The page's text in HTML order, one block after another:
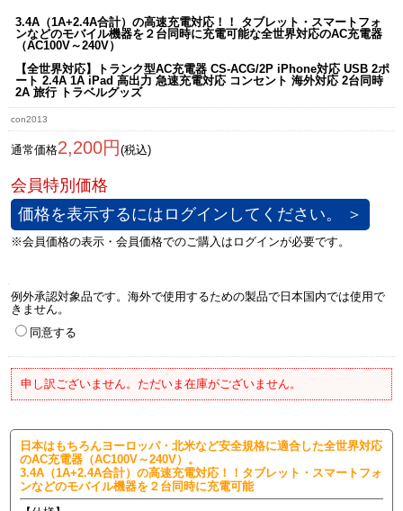
3.4A（1A+2.4A合計）の高速充電対応！！ タブレット・スマートフォ
ンなどのモバイル機器を２台同時に充電可能な全世界対応のAC充電器
（AC100V～240V）
【全世界対応】トランク型AC充電器 CS-ACG/2P iPhone対応 USB 2ポ
ート 2.4A 1A iPad 高出力 急速充電対応 コンセント 海外対応 2台同時
2A 旅行 トラベルグッズ
con2013
通常価格2,200円 (税込)
価格を表示するにはログインしてください。 ＞
例外承認対象品です。海外で使用するための製品で日本国内では使用で
きません。
同意する
申し訳ございません。ただいま在庫がございません。
日本はもちろんヨーロッパ・北米など安全規格に適合した全世界対応
のAC充電器（AC100V～240V）。
3.4A（1A+2.4A合計）の高速充電対応！！タブレット・スマートフォ
ンなどのモバイル機器を２台同時に充電可能